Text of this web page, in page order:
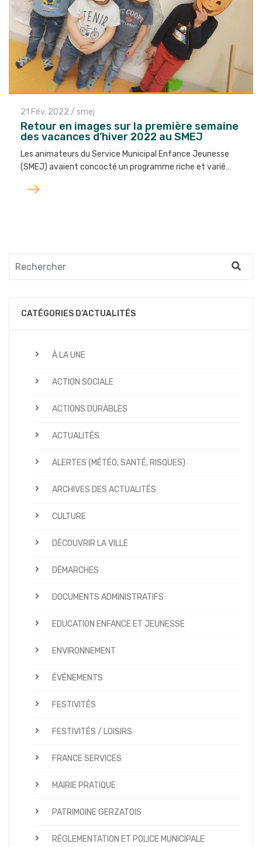
21 Fév. 2022 / smej
Retour en images sur la première semaine
des vacances d’hiver 2022 au SMEJ
Les animateurs du Service Municipal Enfance Jeunesse
(SMEJ) avaient concocté un programme riche et varié…
Lire
l'article
CATÉGORIES D’ACTUALITÉS
À LA UNE
ACTION SOCIALE
ACTIONS DURABLES
ACTUALITÉS
ALERTES (MÉTÉO, SANTÉ, RISQUES)
ARCHIVES DES ACTUALITÉS
CULTURE
DÉCOUVRIR LA VILLE
DÉMARCHES
DOCUMENTS ADMINISTRATIFS
EDUCATION ENFANCE ET JEUNESSE
ENVIRONNEMENT
ÉVÉNEMENTS
FESTIVITÉS
FESTIVITÉS / LOISIRS
FRANCE SERVICES
MAIRIE PRATIQUE
PATRIMOINE GERZATOIS
RÉGLEMENTATION ET POLICE MUNICIPALE